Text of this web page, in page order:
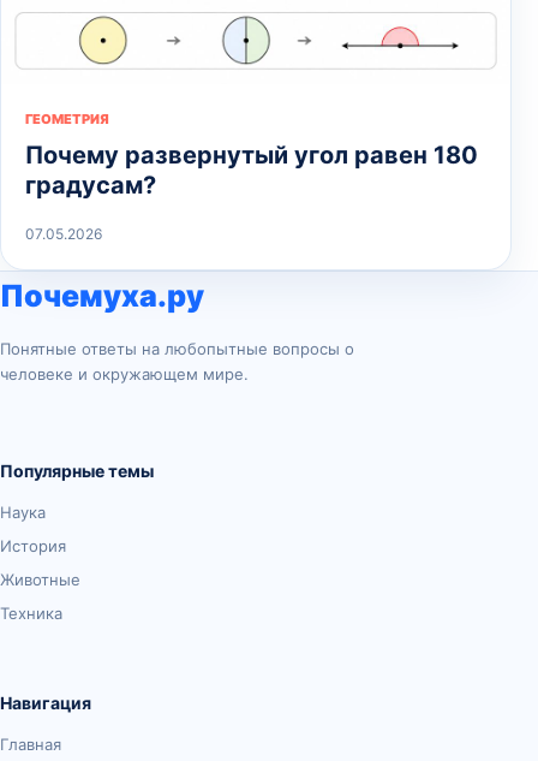
ГЕОМЕТРИЯ
Почему развернутый угол равен 180
градусам?
07.05.2026
Почемуха.ру
Понятные ответы на любопытные вопросы о
человеке и окружающем мире.
Популярные темы
Наука
История
Животные
Техника
Навигация
Главная